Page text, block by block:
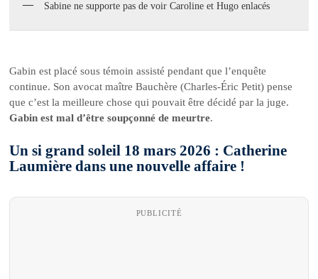
Sabine ne supporte pas de voir Caroline et Hugo enlacés
Gabin est placé sous témoin assisté pendant que l’enquête
continue. Son avocat maître Bauchère (Charles-Éric Petit) pense
que c’est la meilleure chose qui pouvait être décidé par la juge.
Gabin est mal d’être soupçonné de meurtre.
Un si grand soleil 18 mars 2026 : Catherine
Laumière dans une nouvelle affaire !
PUBLICITÉ